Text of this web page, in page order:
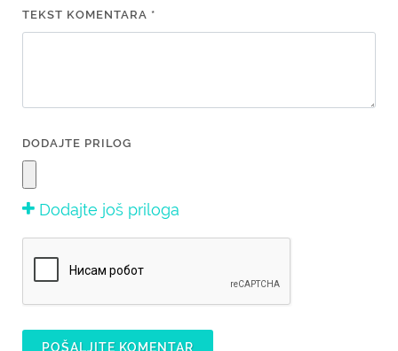
TEKST KOMENTARA *
DODAJTE PRILOG
Dodajte još priloga
POŠALJITE KOMENTAR